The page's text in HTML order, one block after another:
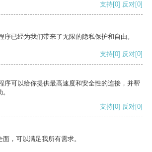
支持[0] 反对[0]
序已经为我们带来了无限的隐私保护和自由。
支持[0] 反对[0]
序可以给你提供最高速度和安全性的连接，并帮
支持[0] 反对[0]
，可以满足我所有需求。